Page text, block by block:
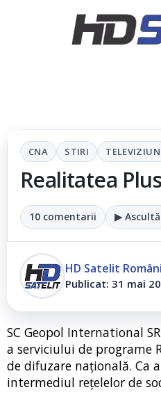
CNA STIRI
Realitatea
10 comentarii ▶
HD Satelit
Publicat: 31 mai
SC Geopol International
a serviciului de programe
de difuzare națională. Ca
intermediul rețelelor de